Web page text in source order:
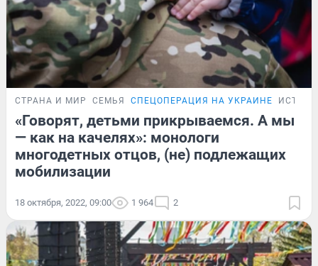
СТРАНА И МИР СЕМЬЯ СПЕЦОПЕРАЦИЯ НА УКРАИНЕ
«Говорят, детьми прикрываемся. А мы
— как на качелях»: монологи
многодетных отцов, (не) подлежащих
мобилизации
18 октября, 2022, 09:00 1 964 2